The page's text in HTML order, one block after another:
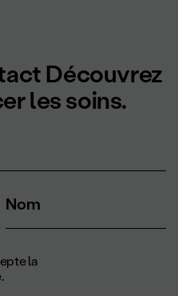
Découvrez
les soins.
Nom
la
.